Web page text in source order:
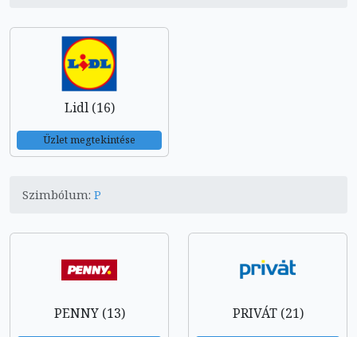
Lidl (16)
Üzlet megtekintése
Szimbólum: P
PENNY (13) PRIVÁT (21)